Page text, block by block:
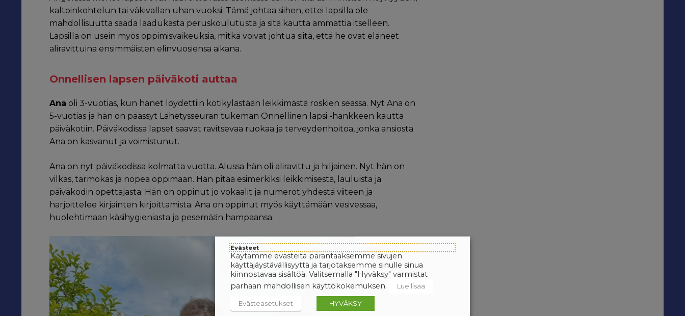
kaltoinkohtelun tai väkivallan uhan vuoksi. Tämä johtaa siihen, ettei lapsilla ole
mahdollisuutta saada laadukasta peruskoulutusta ja sitä kautta ammattia itselleen.
Lapsilla on usein myös oppimisvaikeuksia, mitkä voivat johtua siitä, että he ovat eläneet
aliravittuina ensimmäisten elinvuosiensa aikana.
Onnellisen lapsen päiväkoti auttaa
Ana oli 3-vuotias, kun hänet löydettiin kotikylästään leikkimästä roskien seassa. Nyt Ana on
5-vuotias ja hän on päässyt Lähetysseuran tukeman Onnellinen lapsi -hankkeen kautta
päiväkotiin. Päiväkodissa lapset saavat ravitsevaa ruokaa ja terveydenhoitoa, jonka ansiosta
Ana on kasvanut ja voimistunut.
Ana on nyt päiväkodissa kolmatta vuotta. Alussa hän oli aliravittu ja hiljainen. Nyt hän on
vilkas, tarmokas ja nopea oppimaan. Hän pitää esimerkiksi leikkimisestä, lauluista ja
päiväkodin opettajasta. Hän on oppinut jo vokaalit ja numerot yhdestä viiteen ja
harjoittelee kirjainten kirjoittamista. Ana on oppinut myös käyttämään vesivessaa,
huolehtimaan käsihygieniasta ja pesemään hampaansa.
Evästeet
Käytämme evästeitä parantaaksemme sivujen
käyttäjäystävällisyyttä ja tarjotaksemme sinulle sinua
kiinnostavaa sisältöä. Valitsemalla "Hyväksy" varmistat
parhaan mahdollisen käyttökokemuksen.
Lue lisää
Evästeasetukset HYVÄKSY